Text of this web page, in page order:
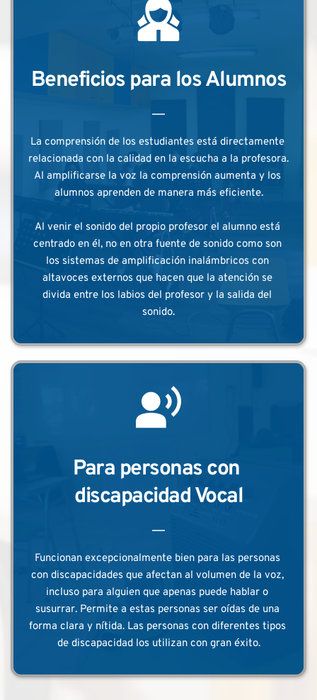
Beneficios para los Alumnos
La comprensión de los estudiantes está directamente
relacionada con la calidad en la escucha a la profesora.
Al amplificarse la voz la comprensión aumenta y los
alumnos aprenden de manera más eficiente.
Al venir el sonido del propio profesor el alumno está
centrado en él, no en otra fuente de sonido como son
los sistemas de amplificación inalámbricos con
altavoces externos que hacen que la atención se
divida entre los labios del profesor y la salida del
sonido.
Para personas con
discapacidad Vocal
Funcionan excepcionalmente bien para las personas
con discapacidades que afectan al volumen de la voz,
incluso para alguien que apenas puede hablar o
susurrar. Permite a estas personas ser oídas de una
forma clara y nítida. Las personas con diferentes tipos
de discapacidad los utilizan con gran éxito.